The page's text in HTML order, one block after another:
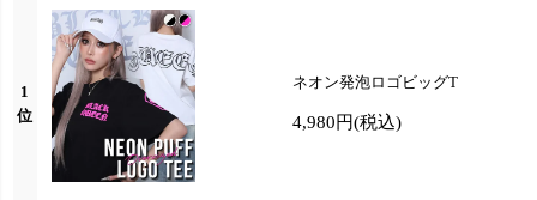
1
位
ネオン発泡ロゴビッグT
4,980円(税込)